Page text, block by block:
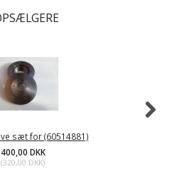
sæt for (60514881)
400,00 DKK
(320,00 DKK)